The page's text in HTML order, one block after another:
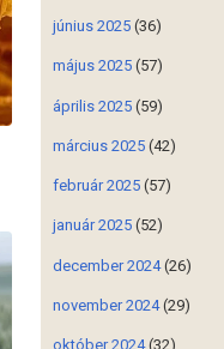
június 2025(36)
május 2025(57)
április 2025(59)
március 2025(42)
február 2025(57)
január 2025(52)
december 2024(26)
november 2024(29)
október 2024(32)